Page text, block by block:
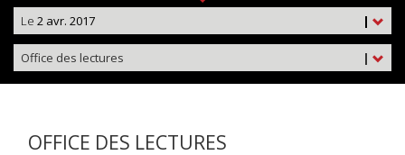
|
Le 2 avr. 2017
|
Office des lectures
OFFICE DES LECTURES